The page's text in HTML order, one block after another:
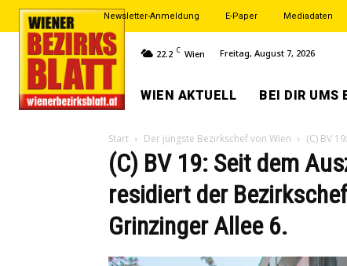
Newsletter-Anmeldung E-Paper Mediadaten
22.2 C Wien Freitag, August 7, 2026
WIEN AKTUELL BEI DIR UMS
Start Der jüngste Bezirkschef von Wien (C) BV
(C) BV 19: Seit dem
residiert der
Grinzinger Allee 6.